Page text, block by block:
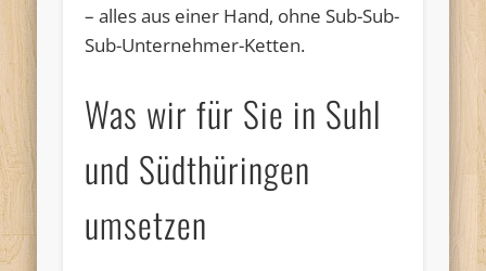
– alles aus einer Hand, ohne Sub-Sub-
Sub-Unternehmer-Ketten.
Was wir für Sie in Suhl
und Südthüringen
umsetzen